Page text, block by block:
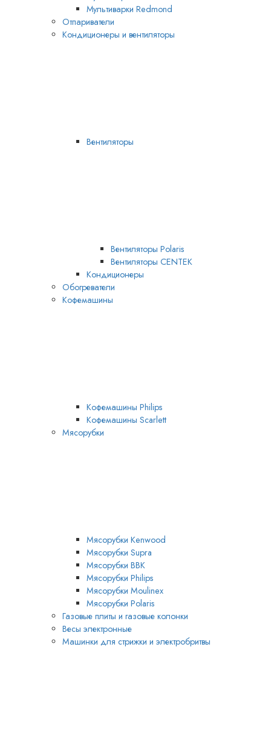
Мультиварки Redmond
Отпариватели
Кондиционеры и вентиляторы
Вентиляторы
Вентиляторы Polaris
Вентиляторы CENTEK
Кондиционеры
Обогреватели
Кофемашины
Кофемашины Philips
Кофемашины Scarlett
Мясорубки
Мясорубки Kenwood
Мясорубки Supra
Мясорубки BBK
Мясорубки Philips
Мясорубки Moulinex
Мясорубки Polaris
Газовые плиты и газовые колонки
Весы электронные
Машинки для стрижки и электробритвы